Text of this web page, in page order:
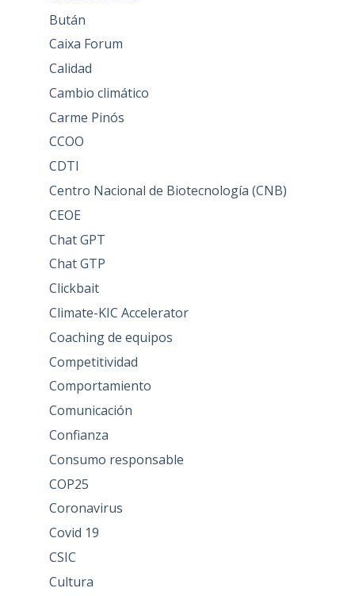
Bután
Caixa Forum
Calidad
Cambio climático
Carme Pinós
CCOO
CDTI
Centro Nacional de Biotecnología (CNB)
CEOE
Chat GPT
Chat GTP
Clickbait
Climate-KIC Accelerator
Coaching de equipos
Competitividad
Comportamiento
Comunicación
Confianza
Consumo responsable
COP25
Coronavirus
Covid 19
CSIC
Cultura